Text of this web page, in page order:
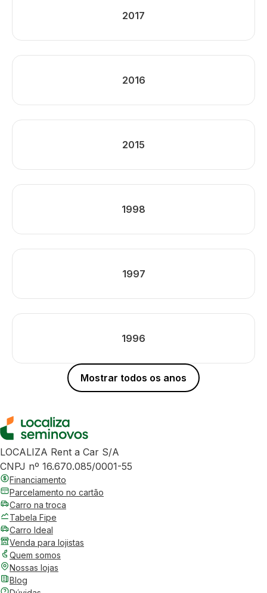
2017
2016
2015
1998
1997
1996
Mostrar todos os anos
LOCALIZA Rent a Car S/A
CNPJ nº 16.670.085/0001-55
Financiamento
Parcelamento no cartão
Carro na troca
Tabela Fipe
Carro Ideal
Venda para lojistas
Quem somos
Nossas lojas
Blog